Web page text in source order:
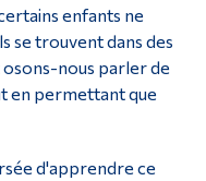
enfants ne
se trouvent dans des
nous parler de
en permettant que
d'apprendre ce